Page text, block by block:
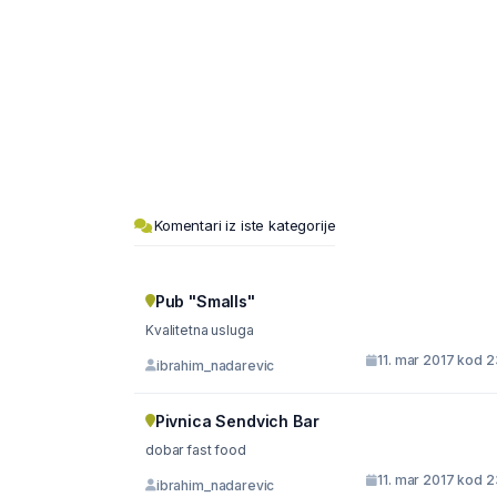
Komentari iz iste kategorije
Pub "Smalls"
Kvalitetna usluga
ibrahim_nadarevic 11. mar 2017 kod
Pivnica Sendvich Bar
dobar fast food
ibrahim_nadarevic 11. mar 2017 kod